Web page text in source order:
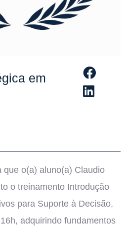
em
que o(a) aluno(a) Claudio
o treinamento Introdução
para Suporte à Decisão,
adquirindo fundamentos